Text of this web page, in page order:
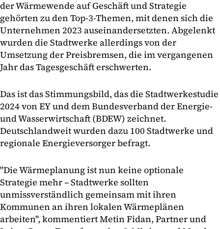
der Wärmewende auf Geschäft und Strategie
gehörten zu den Top-3-Themen, mit denen sich die
Unternehmen 2023 auseinandersetzten. Abgelenkt
wurden die Stadtwerke allerdings von der
Umsetzung der Preisbremsen, die im vergangenen
Jahr das Tagesgeschäft erschwerten.
Das ist das Stimmungsbild, das die Stadtwerkestudie
2024 von EY und dem Bundesverband der Energie-
und Wasserwirtschaft (BDEW) zeichnet.
Deutschlandweit wurden dazu 100 Stadtwerke und
regionale Energieversorger befragt.
"Die Wärmeplanung ist nun keine optionale
Strategie mehr – Stadtwerke sollten
unmissverständlich gemeinsam mit ihren
Kommunen an ihren lokalen Wärmeplänen
arbeiten", kommentiert Metin Fidan, Partner und